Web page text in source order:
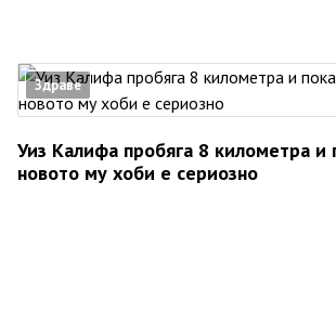
Здраве
Уиз Калифа пробяга 8 километра и
новото му хоби е сериозно